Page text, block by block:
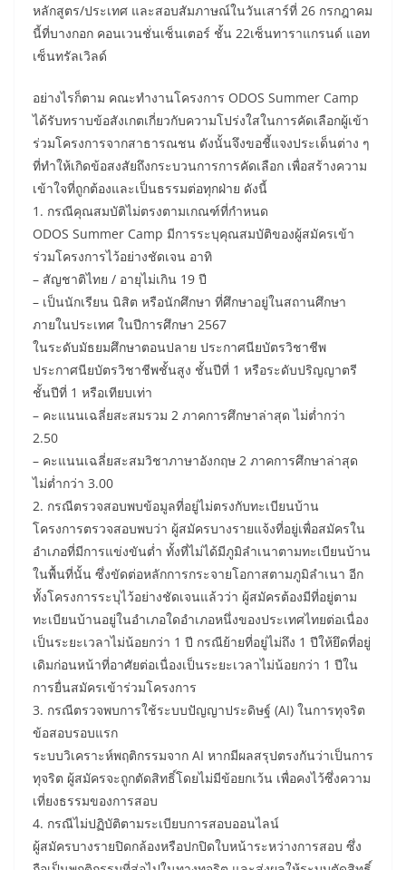
หลักสูตร/ประเทศ และสอบสัมภาษณ์ในวันเสาร์ที่ 26 กรกฎาคม
นี้ที่บางกอก คอนเวนชั่นเซ็นเตอร์ ชั้น 22เซ็นทาราแกรนด์ แอท
เซ็นทรัลเวิลด์
อย่างไรก็ตาม คณะทำงานโครงการ ODOS Summer Camp
ได้รับทราบข้อสังเกตเกี่ยวกับความโปร่งใสในการคัดเลือกผู้เข้า
ร่วมโครงการจากสาธารณชน ดังนั้นจึงขอชี้แจงประเด็นต่าง ๆ
ที่ทำให้เกิดข้อสงสัยถึงกระบวนการการคัดเลือก เพื่อสร้างความ
เข้าใจที่ถูกต้องและเป็นธรรมต่อทุกฝ่าย ดังนี้
1. กรณีคุณสมบัติไม่ตรงตามเกณฑ์ที่กำหนด
ODOS Summer Camp มีการระบุคุณสมบัติของผู้สมัครเข้า
ร่วมโครงการไว้อย่างชัดเจน อาทิ
– สัญชาติไทย / อายุไม่เกิน 19 ปี
– เป็นนักเรียน นิสิต หรือนักศึกษา ที่ศึกษาอยู่ในสถานศึกษา
ภายในประเทศ ในปีการศึกษา 2567
ในระดับมัธยมศึกษาตอนปลาย ประกาศนียบัตรวิชาชีพ
ประกาศนียบัตรวิชาชีพชั้นสูง ชั้นปีที่ 1 หรือระดับปริญญาตรี
ชั้นปีที่ 1 หรือเทียบเท่า
– คะแนนเฉลี่ยสะสมรวม 2 ภาคการศึกษาล่าสุด ไม่ต่ำกว่า
2.50
– คะแนนเฉลี่ยสะสมวิชาภาษาอังกฤษ 2 ภาคการศึกษาล่าสุด
ไม่ต่ำกว่า 3.00
2. กรณีตรวจสอบพบข้อมูลที่อยู่ไม่ตรงกับทะเบียนบ้าน
โครงการตรวจสอบพบว่า ผู้สมัครบางรายแจ้งที่อยู่เพื่อสมัครใน
อำเภอที่มีการแข่งขันต่ำ ทั้งที่ไม่ได้มีภูมิลำเนาตามทะเบียนบ้าน
ในพื้นที่นั้น ซึ่งขัดต่อหลักการกระจายโอกาสตามภูมิลำเนา อีก
ทั้งโครงการระบุไว้อย่างชัดเจนแล้วว่า ผู้สมัครต้องมีที่อยู่ตาม
ทะเบียนบ้านอยู่ในอำเภอใดอำเภอหนึ่งของประเทศไทยต่อเนื่อง
เป็นระยะเวลาไม่น้อยกว่า 1 ปี กรณีย้ายที่อยู่ไม่ถึง 1 ปีให้ยึดที่อยู่
เดิมก่อนหน้าที่อาศัยต่อเนื่องเป็นระยะเวลาไม่น้อยกว่า 1 ปีใน
การยื่นสมัครเข้าร่วมโครงการ
3. กรณีตรวจพบการใช้ระบบปัญญาประดิษฐ์ (AI) ในการทุจริต
ข้อสอบรอบแรก
ระบบวิเคราะห์พฤติกรรมจาก AI หากมีผลสรุปตรงกันว่าเป็นการ
ทุจริต ผู้สมัครจะถูกตัดสิทธิ์โดยไม่มีข้อยกเว้น เพื่อคงไว้ซึ่งความ
เที่ยงธรรมของการสอบ
4. กรณีไม่ปฏิบัติตามระเบียบการสอบออนไลน์
ผู้สมัครบางรายปิดกล้องหรือปกปิดใบหน้าระหว่างการสอบ ซึ่ง